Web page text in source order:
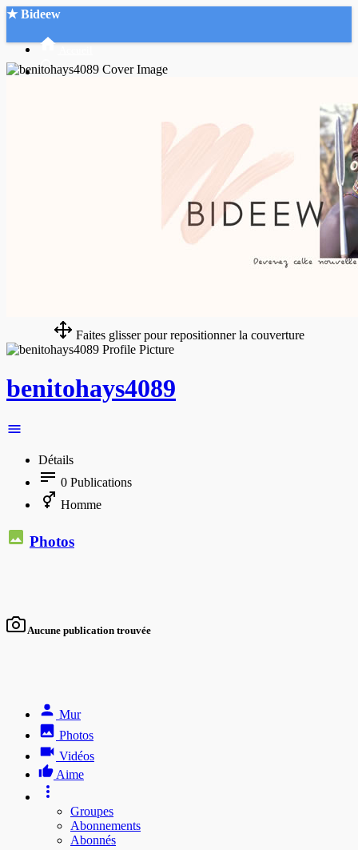
★ Bideew
Faites glisser pour repositionner la couverture
benitohays4089
Détails
0 Publications
Homme
Photos
Aucune publication trouvée
Mur
Photos
Vidéos
Aime
Groupes
Abonnements
Abonnés